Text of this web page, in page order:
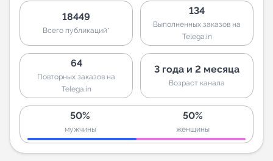
18449
Всего публикаций*
134
Выполненных заказов на
Telega.in
64
Повторных заказов на
Telega.in
3 года и 2 месяца
Возраст канала
50%
мужчины
50%
женщины